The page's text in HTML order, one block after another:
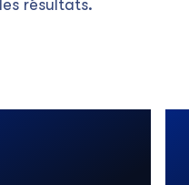
résultats.